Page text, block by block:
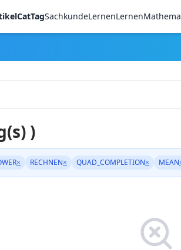
CatTagSachkundeLernenLernen
)
× RECHNEN× QUAD_COMPLETION× MEAN